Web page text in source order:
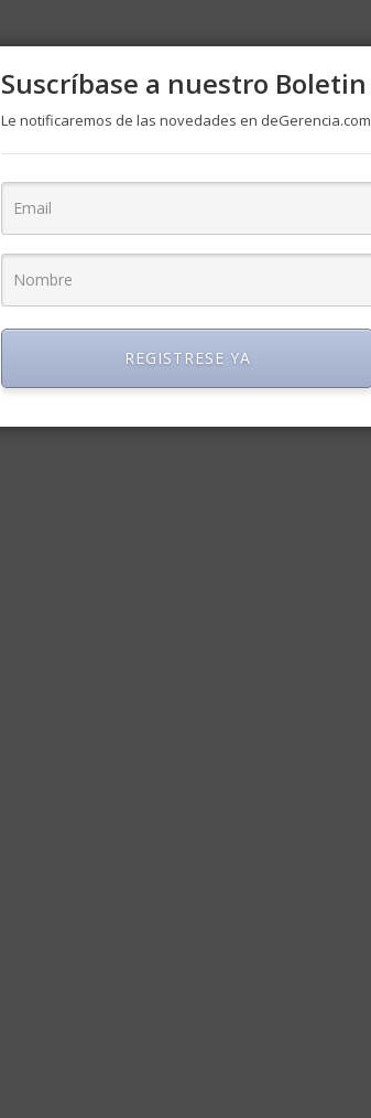
Suscríbase a nuestro Boletin
Le notificaremos de las novedades en deGerencia.com
REGISTRESE YA